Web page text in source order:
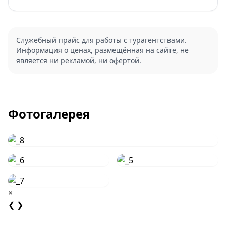
Служебный прайс для работы с турагентствами.
Информация о ценах, размещённая на сайте, не
является ни рекламой, ни офертой.
Фотогалерея
×
❮ ❯